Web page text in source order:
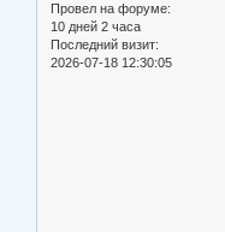
Провел на форуме:
10 дней 2 часа
Последний визит:
2026-07-18 12:30:05